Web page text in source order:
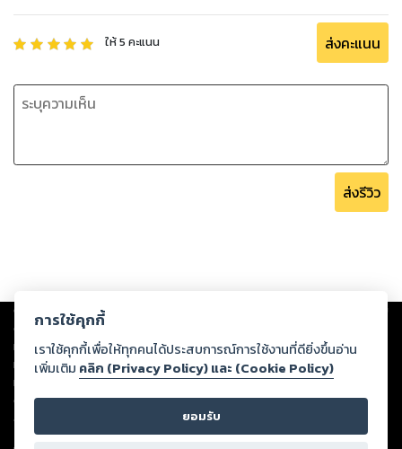
ให้5 คะแนน ส่งคะแนน
ส่งรีวิว
Copyright © 2026
ต่อผลงานหรือเนื้อหาใดที่อัปโหลดผ่านเว็บไซต์และปรากฏว่าละเมิดสิทธิใน
ทรัพย์สินทางปัญญาของบุคคลอื่นหรือขัดต่อกฎหมายและศีลธรรม ดังนั้น ผู้อ่าน
ทุกท่านโปรดใช้วิจารณญาณในการกลั่นกรองด้วยตนเอง และหากท่านพบว่าส่วน
หนึ่งส่วนใดขัดต่อกฎหมายและศีลธรรม กรุณาแจ้งมายังบริษัท เพื่อทีมงานจะได้
ดำเนินการในทันที ทั้งนี้ ทางสตอรี่ล็อกขอสงวนลิขสิทธิ์ตามพระราชบัญญัติ
ลิขสิทธิ์ พ.ศ. 2537 (ฉบับล่าสุด)
การใช้คุกกี้
เราใช้คุกกี้เพื่อให้ทุกคนได้ประสบการณ์การใช้งานที่ดียิ่งขึ้นอ่าน
เพิ่มเติม คลิก (Privacy Policy) และ (Cookie Policy)
ยอมรับ